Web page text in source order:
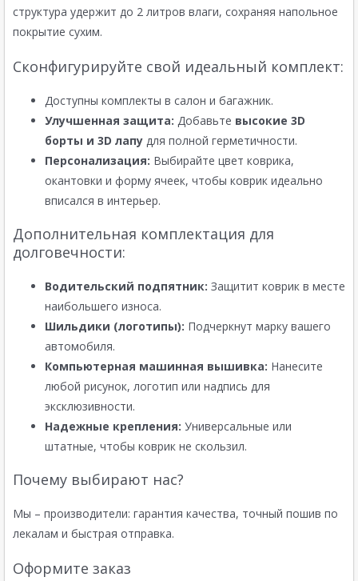
структура удержит до 2 литров влаги, сохраняя напольное
покрытие сухим.
Сконфигурируйте свой идеальный комплект:
Доступны комплекты в салон и багажник.
Улучшенная защита: Добавьте высокие 3D
борты и 3D лапу для полной герметичности.
Персонализация: Выбирайте цвет коврика,
окантовки и форму ячеек, чтобы коврик идеально
вписался в интерьер.
Дополнительная комплектация для
долговечности:
Водительский подпятник: Защитит коврик в месте
наибольшего износа.
Шильдики (логотипы): Подчеркнут марку вашего
автомобиля.
Компьютерная машинная вышивка: Нанесите
любой рисунок, логотип или надпись для
эксклюзивности.
Надежные крепления: Универсальные или
штатные, чтобы коврик не скользил.
Почему выбирают нас?
Мы – производители: гарантия качества, точный пошив по
лекалам и быстрая отправка.
Оформите заказ